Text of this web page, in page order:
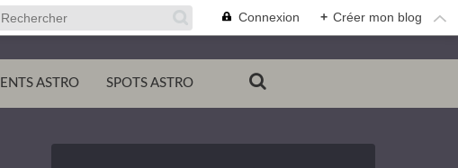
Connexion + Créer mon blog
ASTRO SPOTS ASTRO